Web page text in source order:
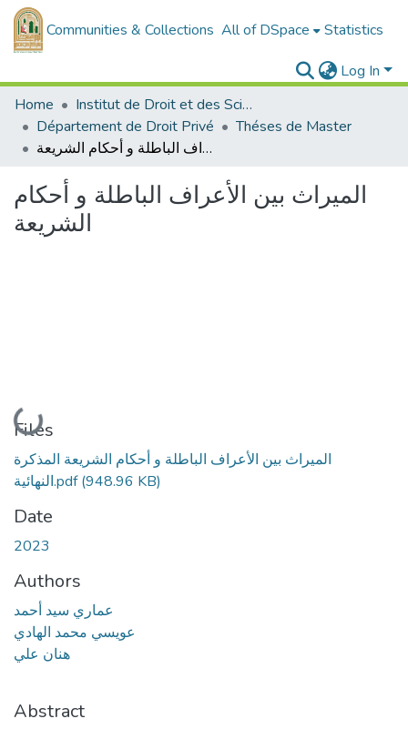
Communities & Collections All of DSpace Statistics
Log In
Home
Institut de Droit et des Sciences Politiques
Département de Droit Privé
Théses de Master
الميراث بين الأعراف الباطلة و أحكام الشريعة
الميراث بين الأعراف الباطلة و أحكام
الشريعة
Loading...
Files
الميراث بين الأعراف الباطلة و أحكام الشريعة المذكرة
النهائية.pdf(948.96 KB)
Date
2023
Authors
عماري سيد أحمد
عويسي محمد الهادي
هنان علي
Abstract